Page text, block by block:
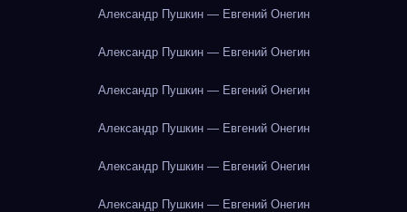
Александр Пушкин — Евгений Онегин
Александр Пушкин — Евгений Онегин
Александр Пушкин — Евгений Онегин
Александр Пушкин — Евгений Онегин
Александр Пушкин — Евгений Онегин
Александр Пушкин — Евгений Онегин